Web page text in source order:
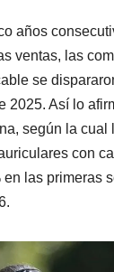
años
ventas, las
se
2025. Así lo
según la cual
con
en las primeras